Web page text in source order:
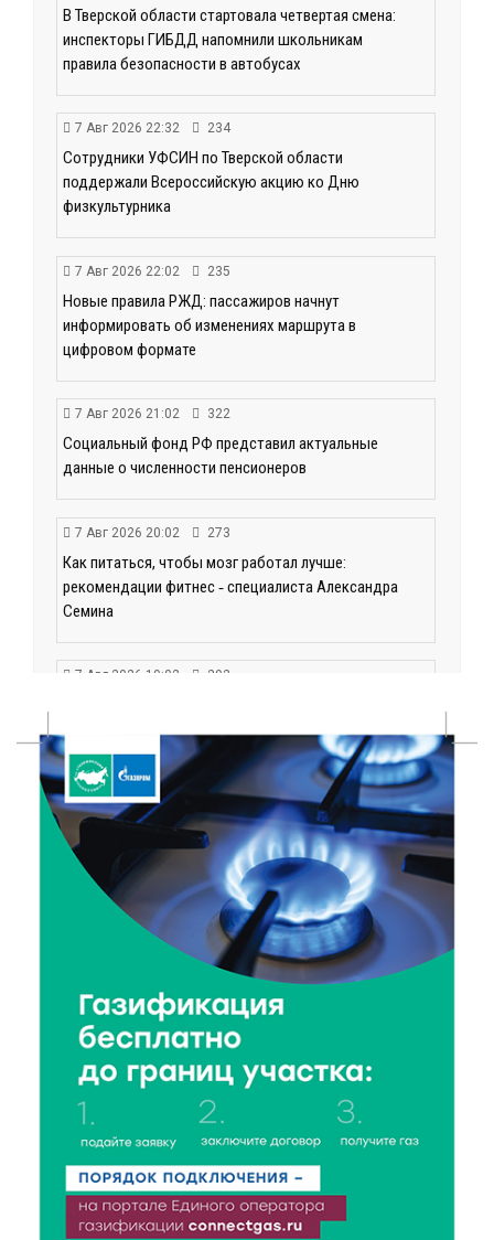
В Тверской области стартовала четвертая смена:
инспекторы ГИБДД напомнили школьникам
правила безопасности в автобусах
7 Авг 2026 22:32 234
Сотрудники УФСИН по Тверской области
поддержали Всероссийскую акцию ко Дню
физкультурника
7 Авг 2026 22:02 235
Новые правила РЖД: пассажиров начнут
информировать об изменениях маршрута в
цифровом формате
7 Авг 2026 21:02 322
Социальный фонд РФ представил актуальные
данные о численности пенсионеров
7 Авг 2026 20:02 273
Как питаться, чтобы мозг работал лучше:
рекомендации фитнес ‑ специалиста Александра
Семина
7 Авг 2026 19:02 292
область запускает масштабный экопроект
7 Авг 2026 18:52 593
В Ржеве чествовали работников строительной
отрасли
7 Авг 2026 18:10 181
Зарядка со стражем порядка объединила детей в
7 Авг 2026 18:02 399
В Нило-Столобенской пустыни началась
реставрация фасада исторической
Крестовоздвиженской церкви
7 Авг 2026 18:01 283
День арбуза отметили ребята в Андреапольском
Доме культуры